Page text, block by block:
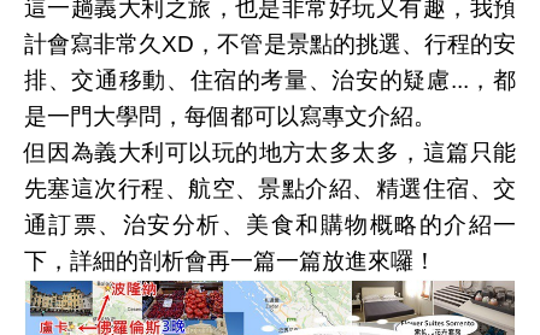
這一趟義大利之旅，也是非常好玩又有趣，我預
計會寫非常久XD，不管是景點的挑選、行程的安
排、交通移動、住宿的考量、治安的疑慮...，都
是一門大學問，每個都可以寫專文介紹。
但因為義大利可以玩的地方太多太多 ，這篇只能
先塞這次行程、航空、景點介紹、精選住宿、交
通訂票、治安分析、美食和購物概略的介紹一
下，詳細的剖析會再一篇一篇放進來囉！